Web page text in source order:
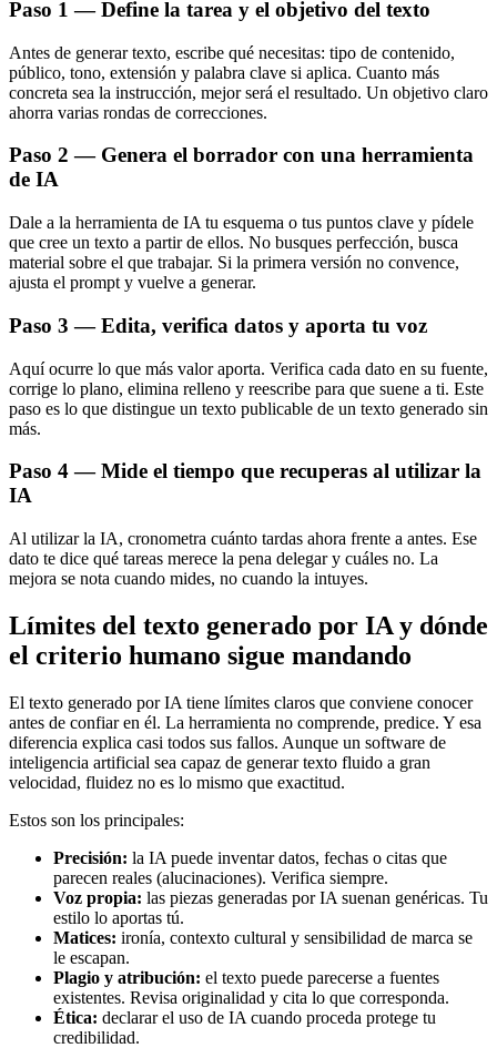
Paso 1 — Define la tarea y el objetivo del texto
Antes de generar texto, escribe qué necesitas: tipo de contenido,
público, tono, extensión y palabra clave si aplica. Cuanto más
concreta sea la instrucción, mejor será el resultado. Un objetivo claro
ahorra varias rondas de correcciones.
Paso 2 — Genera el borrador con una herramienta
de IA
Dale a la herramienta de IA tu esquema o tus puntos clave y pídele
que cree un texto a partir de ellos. No busques perfección, busca
material sobre el que trabajar. Si la primera versión no convence,
ajusta el prompt y vuelve a generar.
Paso 3 — Edita, verifica datos y aporta tu voz
Aquí ocurre lo que más valor aporta. Verifica cada dato en su fuente,
corrige lo plano, elimina relleno y reescribe para que suene a ti. Este
paso es lo que distingue un texto publicable de un texto generado sin
más.
Paso 4 — Mide el tiempo que recuperas al utilizar la
IA
Al utilizar la IA, cronometra cuánto tardas ahora frente a antes. Ese
dato te dice qué tareas merece la pena delegar y cuáles no. La
mejora se nota cuando mides, no cuando la intuyes.
Límites del texto generado por IA y dónde
el criterio humano sigue mandando
El texto generado por IA tiene límites claros que conviene conocer
antes de confiar en él. La herramienta no comprende, predice. Y esa
diferencia explica casi todos sus fallos. Aunque un software de
inteligencia artificial sea capaz de generar texto fluido a gran
velocidad, fluidez no es lo mismo que exactitud.
Estos son los principales:
Precisión: la IA puede inventar datos, fechas o citas que
parecen reales (alucinaciones). Verifica siempre.
Voz propia: las piezas generadas por IA suenan genéricas. Tu
estilo lo aportas tú.
Matices: ironía, contexto cultural y sensibilidad de marca se
le escapan.
Plagio y atribución: el texto puede parecerse a fuentes
existentes. Revisa originalidad y cita lo que corresponda.
Ética: declarar el uso de IA cuando proceda protege tu
credibilidad.